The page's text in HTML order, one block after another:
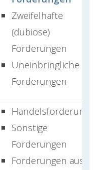
Zweifelhafte
(dubiose)
Forderungen
Uneinbringliche
Forderungen
Sonstige
Forderungen
Forderungen aus